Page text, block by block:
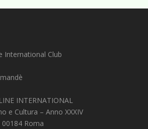
International Club
INTERNATIONAL
e Cultura – Anno XXXIV
Roma